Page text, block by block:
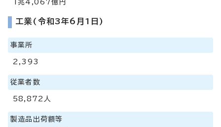
1兆4,067億円
工業(令和3年6月1日)
事業所
2,393
従業者数
58,872人
製造品出荷額等